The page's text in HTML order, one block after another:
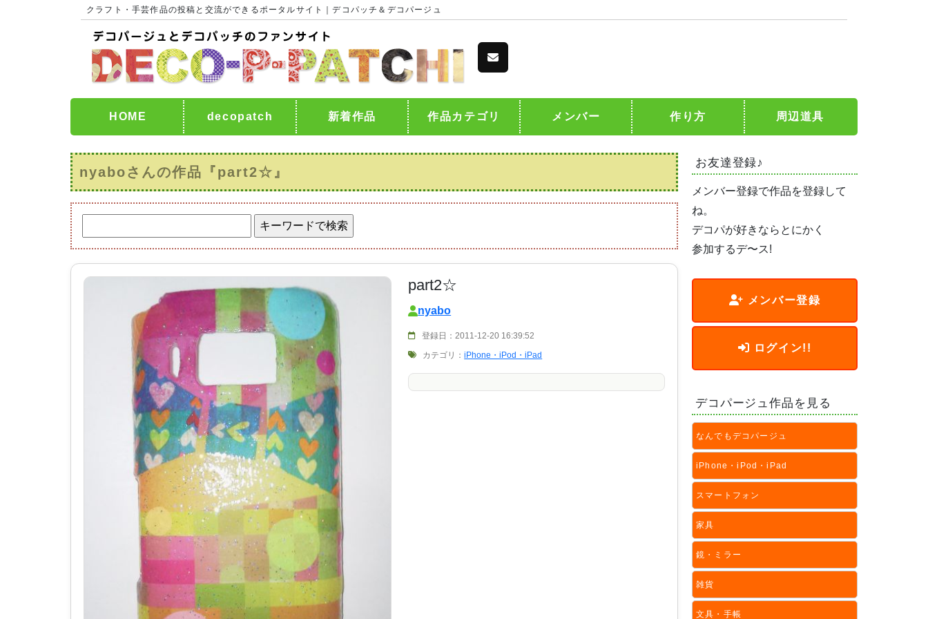
クラフト・手芸作品の投稿と交流ができるポータルサイト｜デコパッチ＆デコパージュ
HOME decopatch 新着作品 作品カテゴリ メンバー 作り方 周辺道具
お友達登録♪
メンバー登録で作品を登録して
ね。
デコパが好きならとにかく
参加するデ〜ス!
メンバー登録
ログイン!!
デコパージュ作品を見る
なんでもデコパージュ
iPhone・iPod・iPad
スマートフォン
家具
鏡・ミラー
雑貨
文具・手帳
nyaboさんの作品『part2☆』
part2☆
nyabo
登録日：2011-12-20 16:39:52
カテゴリ：iPhone・iPod・iPad